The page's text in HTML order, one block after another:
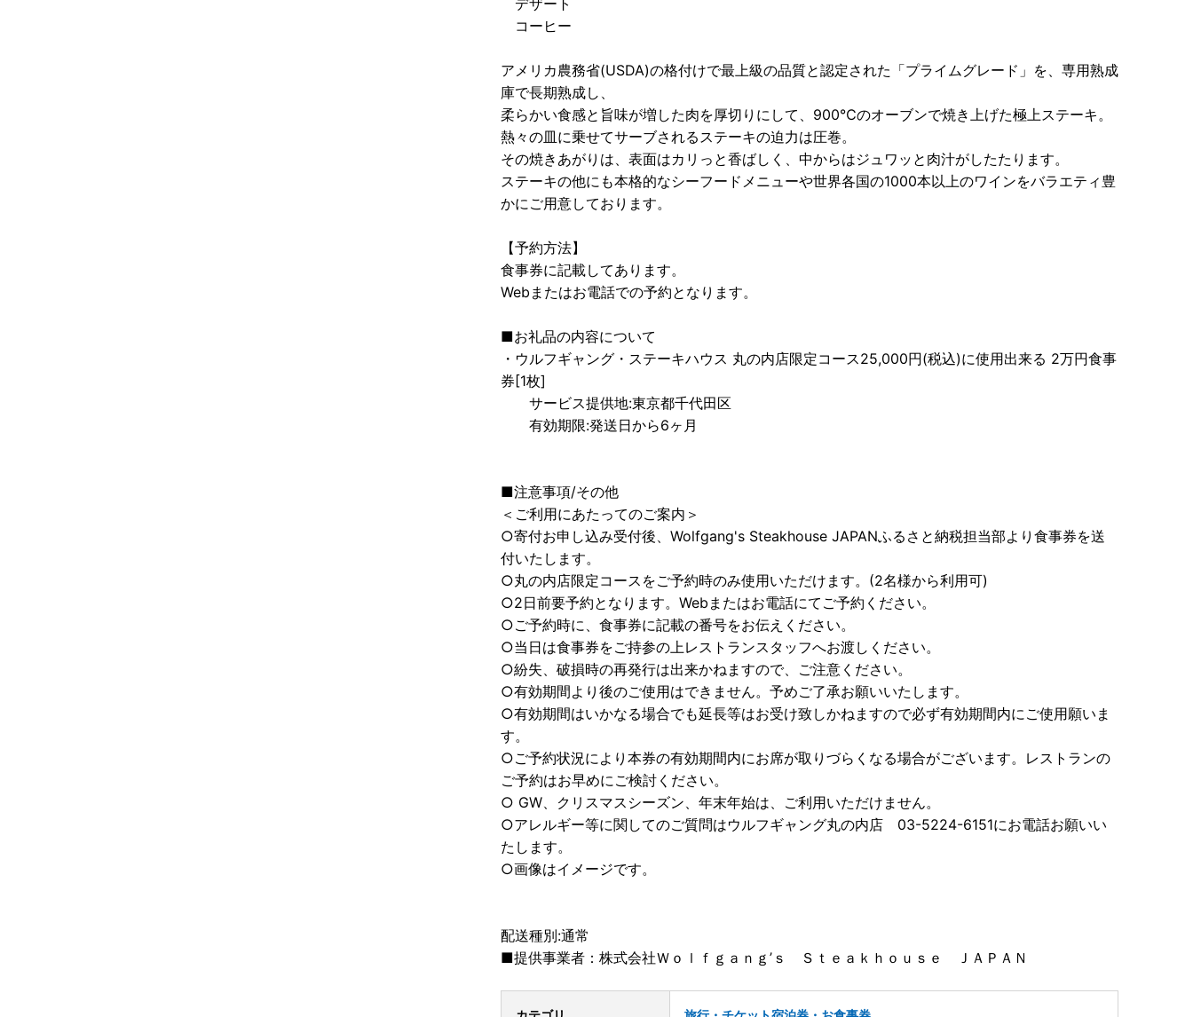
デザート
コーヒー
アメリカ農務省(USDA)の格付けで最上級の品質と認定された「プライムグレード」を、専用熟成
庫で長期熟成し、
柔らかい食感と旨味が増した肉を厚切りにして、900℃のオーブンで焼き上げた極上ステーキ。
熱々の皿に乗せてサーブされるステーキの迫力は圧巻。
その焼きあがりは、表面はカリっと香ばしく、中からはジュワッと肉汁がしたたります。
ステーキの他にも本格的なシーフードメニューや世界各国の1000本以上のワインをバラエティ豊
かにご用意しております。
【予約方法】
食事券に記載してあります。
Webまたはお電話での予約となります。
■お礼品の内容について
・ウルフギャング・ステーキハウス 丸の内店限定コース25,000円(税込)に使用出来る 2万円食事
券[1枚]
サービス提供地:東京都千代田区
有効期限:発送日から6ヶ月
■注意事項/その他
＜ご利用にあたってのご案内＞
○寄付お申し込み受付後、Wolfgang's Steakhouse JAPANふるさと納税担当部より食事券を送
付いたします。
○丸の内店限定コースをご予約時のみ使用いただけます。(2名様から利用可)
○2日前要予約となります。Webまたはお電話にてご予約ください。
○ご予約時に、食事券に記載の番号をお伝えください。
○当日は食事券をご持参の上レストランスタッフへお渡しください。
○紛失、破損時の再発行は出来かねますので、ご注意ください。
○有効期間より後のご使用はできません。予めご了承お願いいたします。
○有効期間はいかなる場合でも延長等はお受け致しかねますので必ず有効期間内にご使用願いま
す。
○ご予約状況により本券の有効期間内にお席が取りづらくなる場合がございます。レストランの
ご予約はお早めにご検討ください。
○ GW、クリスマスシーズン、年末年始は、ご利用いただけません。
○アレルギー等に関してのご質問はウルフギャング丸の内店 03-5224-6151にお電話お願いい
たします。
○画像はイメージです。
配送種別:通常
■提供事業者：株式会社Ｗｏｌｆｇａｎｇ’ｓ Ｓｔｅａｋｈｏｕｓｅ ＪＡＰＡＮ